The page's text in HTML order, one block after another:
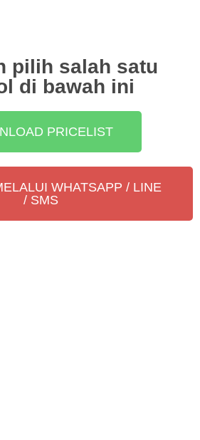
pilih salah satu
di bawah ini
PRICELIST
WHATSAPP / LINE
/ SMS